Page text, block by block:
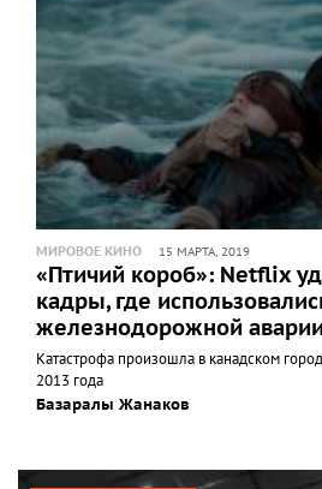
МИРОВОЕ КИНО 15 МАРТА, 2019
«Птичий короб»: Netflix
кадры, где
железнодорожной аварии
Катастрофа произошла в канадском
2013 года
Базаралы Жанаков